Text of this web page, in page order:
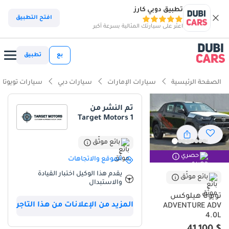
تطبيق دوبي كارز
اعثر على سيارتك المثالية بسرعة أكبر
افتح التطبيق
بع تطبيق
الصفحة الرئيسية سيارات الإمارات سيارات دبي سيارات تويوتا
حصري
بائع موثّق
تويوتا هيلوكس
ADVENTURE ADV
4.0L
تم النشر من
Target Motors 1
بائع موثّق
الموقع والاتجاهات
يقدم هذا الوكيل اختبار القيادة
والاستبدال
المزيد من الإعلانات من هذا التاجر
ذكاء دوبي كارز
ذكاء دوبيكارز
مصمم خصيصًا للطرق الوعرة
أقل معدل استهلاك في فئته
تصنيف السلامة 5 نجوم من NCAP
تُمثل هذه الشاحنة من طراز هايلوكس 2025 المعيار الذهبي المطلق
للموثوقية والأداء في سوق دول مجلس التعاون الخليجي، إذ تجمع بين
بساطة التصميم الميكانيكي والقدرات الحديثة. وبفضل كونها من طراز
جديد تمامًا وحالتها الممتازة، فهي تتجنب التلف الناتج عن الاستخدام